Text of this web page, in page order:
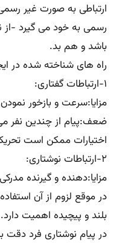
ارتباطی به صورت غیر
رسمی به خود می گیرد -
باشد و هم بد.
راه های شناخته شده در
۱-ارتباطات گفتاری:
مزایا:سرعت و بازخور
ضعف:پیام از چندین نفر
اختیارات ممکن است
۲-ارتباطات نوشتاری:
مزایا:دهنده و گیرنده
در موقع لزوم از آن
بلند و پیچیده اهمیت دارد.
در پیام نوشتاری فرد دقت